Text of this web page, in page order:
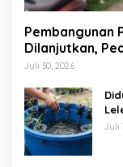
Pembangunan
Dilanjutkan,
Lapangan
Juli 30, 2026
Juli